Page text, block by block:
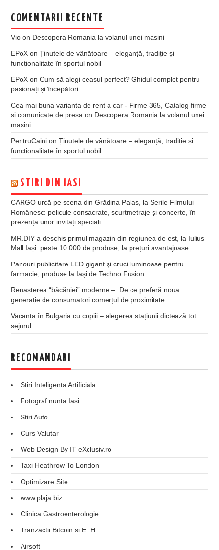
COMENTARII RECENTE
Vio on Descopera Romania la volanul unei masini
EPoX onȚinutele de vânătoare – eleganță, tradiție și
funcționalitate în sportul nobil
EPoX onCum să alegi ceasul perfect? Ghidul complet pentru
pasionați și începători
Cea mai buna varianta de rent a car - Firme 365, Catalog firme
si comunicate de presa on Descopera Romania la volanul unei
masini
PentruCaini onȚinutele de vânătoare – eleganță, tradiție și
funcționalitate în sportul nobil
STIRI DIN IASI
CARGO urcă pe scena din Grădina Palas, la Serile Filmului
Românesc: pelicule consacrate, scurtmetraje și concerte, în
prezența unor invitați speciali
MR.DIY a deschis primul magazin din regiunea de est, la Iulius
Mall Iași: peste 10.000 de produse, la prețuri avantajoase
Panouri publicitare LED gigant şi cruci luminoase pentru
farmacie, produse la Iaşi de Techno Fusion
Renașterea “băcăniei” moderne – De ce preferă noua
generație de consumatori comerțul de proximitate
Vacanța în Bulgaria cu copiii – alegerea stațiunii dictează tot
sejurul
RECOMANDARI
Stiri Inteligenta Artificiala
Fotograf nunta Iasi
Stiri Auto
Curs Valutar
Web Design By IT eXclusiv.ro
Taxi Heathrow To London
Optimizare Site
www.plaja.biz
Clinica Gastroenterologie
Tranzactii Bitcoin si ETH
Airsoft